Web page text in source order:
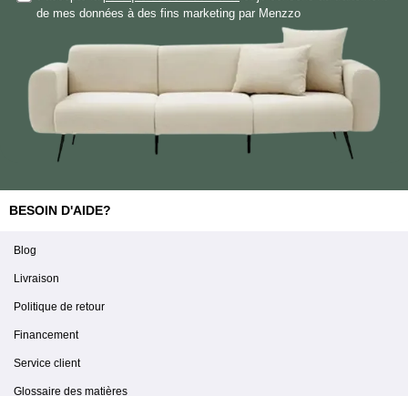
de mes données à des fins marketing par Menzzo
BESOIN D'AIDE?
Blog
Livraison
Politique de retour
Financement
Service client
Glossaire des matières